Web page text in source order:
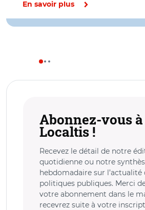
En savoir plus
Abonnez-vous à
Localtis !
Recevez le détail de notre
quotidienne ou notre
hebdomadaire sur l’actualité
politiques publiques. Merci
votre abonnement dans le
recevrez suite à votre